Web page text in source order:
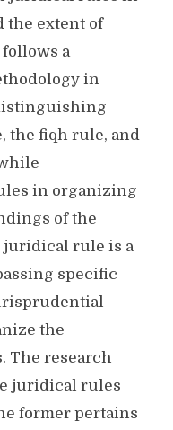
the extent of
a
in
the fiqh rule, and
in organizing
of the
juridical rule is a
specific
the
The research
juridical rules
former pertains